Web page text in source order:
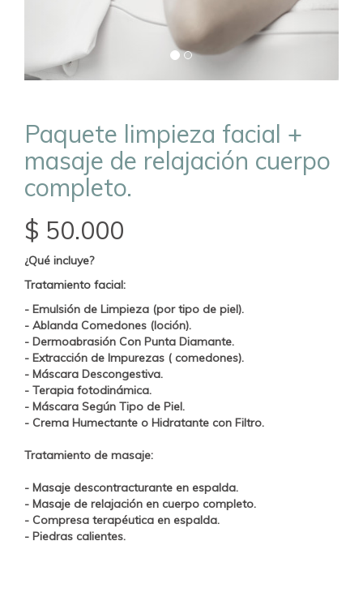
Paquete limpieza facial +
masaje de relajación cuerpo
completo.
$ 50.000
¿Qué incluye?
Tratamiento facial:
- Emulsión de Limpieza (por tipo de piel).
- Ablanda Comedones (loción).
- Dermoabrasión Con Punta Diamante.
- Extracción de Impurezas ( comedones).
- Máscara Descongestiva.
- Terapia fotodinámica.
- Máscara Según Tipo de Piel.
- Crema Humectante o Hidratante con Filtro.
Tratamiento de masaje:
- Masaje descontracturante en espalda.
- Masaje de relajación en cuerpo completo.
- Compresa terapéutica en espalda.
- Piedras calientes.